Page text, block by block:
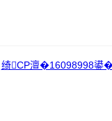
绮CP澶�16098998鍙